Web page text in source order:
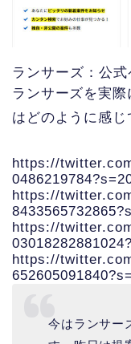
ランサーズ：公式
ランサーズを実
はどのように感じ
https://
https://
https://
https://
今はランサー